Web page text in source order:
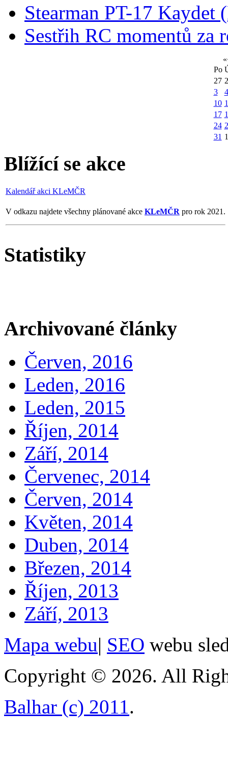
Stearman PT-17 Kaydet
Sestřih RC momentů za
«
Po
27
3
4
10
17
24
31 1
Blížící se akce
Kalendář akci KLeMČR
V odkazu najdete všechny plánované akce KLeMČR pro rok 2021.
Statistiky
Archivované články
Červen, 2016
Leden, 2016
Leden, 2015
Říjen, 2014
Září, 2014
Červenec, 2014
Červen, 2014
Květen, 2014
Duben, 2014
Březen, 2014
Říjen, 2013
Září, 2013
Mapa webu| SEO webu
Copyright © 2026. All
Balhar (c) 2011.